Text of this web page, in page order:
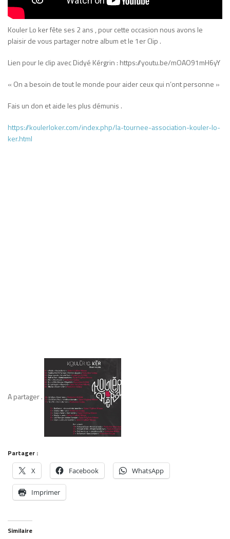
Kouler Lo ker fête ses 2 ans , pour cette occasion nous avons le
plaisir de vous partager notre album et le 1er Clip .
Lien pour le clip avec Didyé Kérgrin : https://youtu.be/mOAO91mH6yY
« On a besoin de tout le monde pour aider ceux qui n’ont personne »
Fais un don et aide les plus démunis .
https://koulerloker.com/index.php/la-tournee-association-kouler-lo-
ker.html
A partager .
Partager :
X Facebook WhatsApp
Imprimer
Similaire